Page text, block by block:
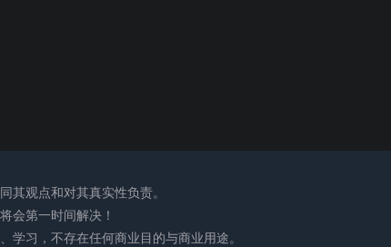
其观点和对其真实性负责。
会第一时间解决！
习，不存在任何商业目的与商业用途。